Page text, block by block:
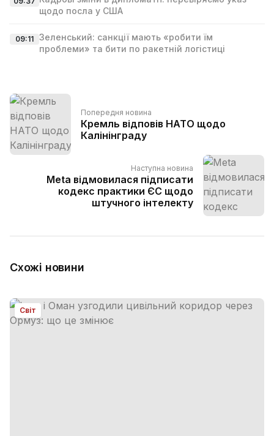
щодо посла у США
09:11 Зеленський: санкції мають «робити їм
проблеми» та бити по ракетній логістиці
Попередня новина
Кремль відповів НАТО щодо
Калінінграду
Наступна новина
Meta відмовилася підписати
кодекс практики ЄС щодо
штучного інтелекту
Схожі новини
Світ